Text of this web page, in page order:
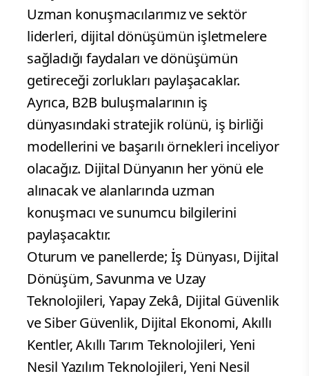
Uzman konuşmacılarımız ve sektör
liderleri, dijital dönüşümün işletmelere
sağladığı faydaları ve dönüşümün
getireceği zorlukları paylaşacaklar.
Ayrıca, B2B buluşmalarının iş
dünyasındaki stratejik rolünü, iş birliği
modellerini ve başarılı örnekleri inceliyor
olacağız. Dijital Dünyanın her yönü ele
alınacak ve alanlarında uzman
konuşmacı ve sunumcu bilgilerini
paylaşacaktır.
Oturum ve panellerde; İş Dünyası, Dijital
Dönüşüm, Savunma ve Uzay
Teknolojileri, Yapay Zekâ, Dijital Güvenlik
ve Siber Güvenlik, Dijital Ekonomi, Akıllı
Kentler, Akıllı Tarım Teknolojileri, Yeni
Nesil Yazılım Teknolojileri, Yeni Nesil